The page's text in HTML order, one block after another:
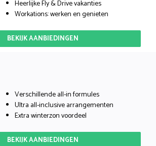
Heerlijke Fly & Drive vakanties
Workations: werken en genieten
BEKIJK AANBIEDINGEN
Verschillende all-in formules
Ultra all-inclusive arrangementen
Extra winterzon voordeel
BEKIJK AANBIEDINGEN